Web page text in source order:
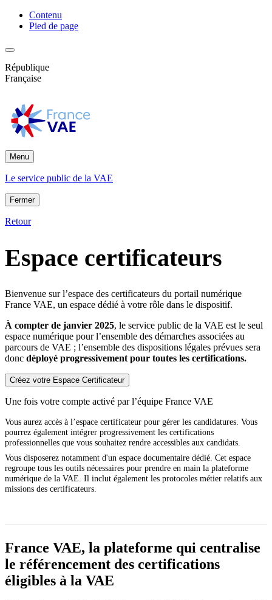
Contenu
Pied de page
République
Française
Menu
Le service public de la VAE
Fermer
Retour
Espace certificateurs
Bienvenue sur l’espace des certificateurs du portail numérique
France VAE, un espace dédié à votre rôle dans le dispositif.
À compter de janvier 2025, le service public de la VAE est le seul
espace numérique pour l’ensemble des démarches associées au
parcours de VAE ; l’ensemble des dispositions légales prévues sera
donc déployé progressivement pour toutes les certifications.
Créez votre Espace Certificateur
Une fois votre compte activé par l’équipe France VAE
Vous aurez accès à l’espace certificateur pour gérer les candidatures. Vous
pourrez également intégrer progressivement les certifications
professionnelles que vous souhaitez rendre accessibles aux candidats.
Vous disposerez notamment d'un espace documentaire dédié. Cet espace
regroupe tous les outils nécessaires pour prendre en main la plateforme
numérique de la VAE. Il inclut également les protocoles métier relatifs aux
missions des certificateurs.
France VAE, la plateforme qui centralise
le référencement des certifications
éligibles à la VAE